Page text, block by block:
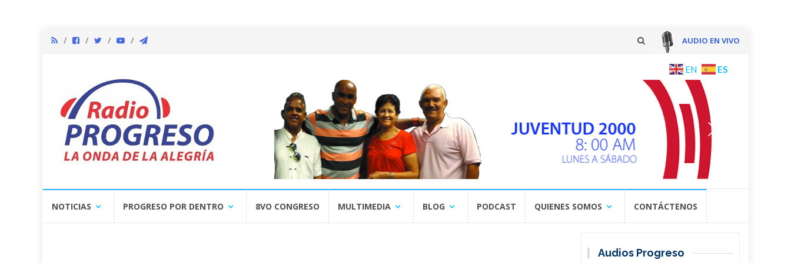
AUDIO EN VIVO
content
EN ES
NOTICIAS PROGRESO POR DENTRO 8VO CONGRESO MULTIMEDIA BLOG PODCAST QUIENES SOMOS CONTÁCTENOS
Audios Progreso